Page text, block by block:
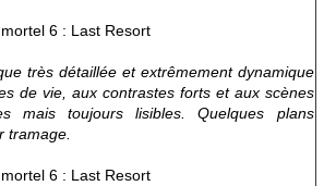
très détaillée et extrêmement dynamique
de vie, aux contrastes forts et aux scènes
mais toujours lisibles. Quelques plans
tramage.